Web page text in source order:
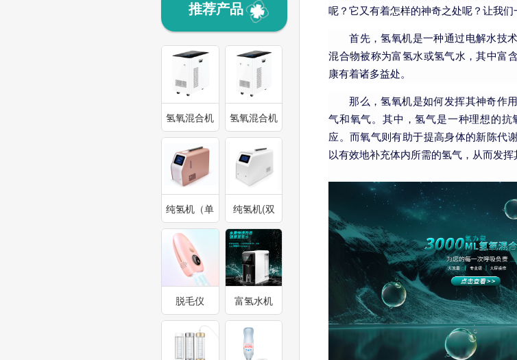
推荐产品
氢氧混合机
(单
口)1800ml-
3000ml
氢氧混合机
（双口）
3000ml
纯氢机（单
口）300ml-
600ml
纯氢机(双
口)600ml:300ml/
单口
脱毛仪 富氢水机
呢？它又有着怎样的神奇之处呢？让我们
首先，氢氧机是一种通过电解水技
混合物被称为富氢水或氢气水，其中富
康有着诸多益处。
那么，氢氧机是如何发挥其神奇作
气和氧气。其中，氢气是一种理想的
应。而氧气则有助于提高身体的新陈代
以有效地补充体内所需的氢气，从而发挥